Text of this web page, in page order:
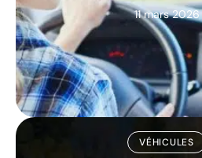
11 mars 2026
VÉHICULES